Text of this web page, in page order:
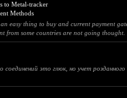
to Metal-tracker
Methods
easy thing to buy and current payment
from some countries are not going
соединений это глюк, но учет